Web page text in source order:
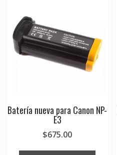
Batería nueva para Canon NP-
E3
$675.00